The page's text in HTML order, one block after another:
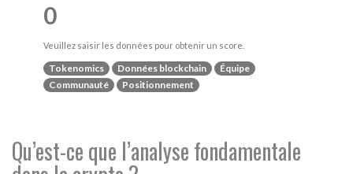
0
Veuillez saisir les données pour obtenir un score.
Tokenomics Données blockchain
Équipe
Communauté
Positionnement
Qu’est-ce que l’analyse fondamentale